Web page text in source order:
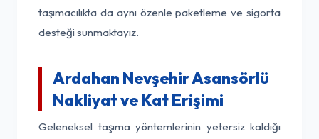
taşımacılıkta da aynı özenle paketleme ve sigorta
desteği sunmaktayız.
Ardahan Nevşehir Asansörlü
Nakliyat ve Kat Erişimi
Geleneksel taşıma yöntemlerinin yetersiz kaldığı